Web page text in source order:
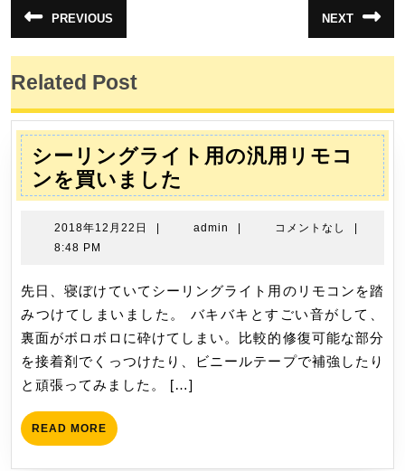
投
稿
ナ
ビ
ゲ
ー
シ
ョ
PREVIOUS
の
投
NEXT
の
投
Related Post
シーリングライト用の汎用リモコ
ンを買いました
ー
リ
ラ
イ
ト
用
の
2018年12月22日
2018
月
22
admin admin コメントなし
8:48 PM
先日、寝ぼけていてシーリングライト用のリモコンを踏
みつけてしまいました。 バキバキとすごい音がして、
裏面がボロボロに砕けてしまい。比較的修復可能な部分
を接着剤でくっつけたり、ビニールテープで補強したり
と頑張ってみました。 […]
READ MORE READ
MORE